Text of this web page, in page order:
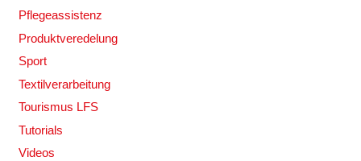
Pflegeassistenz
Produktveredelung
Sport
Textilverarbeitung
Tourismus LFS
Tutorials
Videos